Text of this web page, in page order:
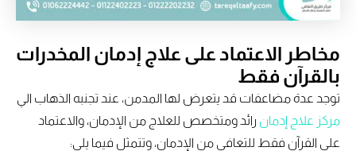
مخاطر الاعتماد على علاج إدمان المخدرات
بالقرآن فقط
توجد عدة مضاعفات قد يتعرض لها المدمن، عند تجنبه الذهاب الي
مركز علاج إدمانرائد ومتخصص للعلاج من الإدمان، والاعتماد
على القرآن فقط للتعافي من الإدمان، وتتمثل فيما يلي: